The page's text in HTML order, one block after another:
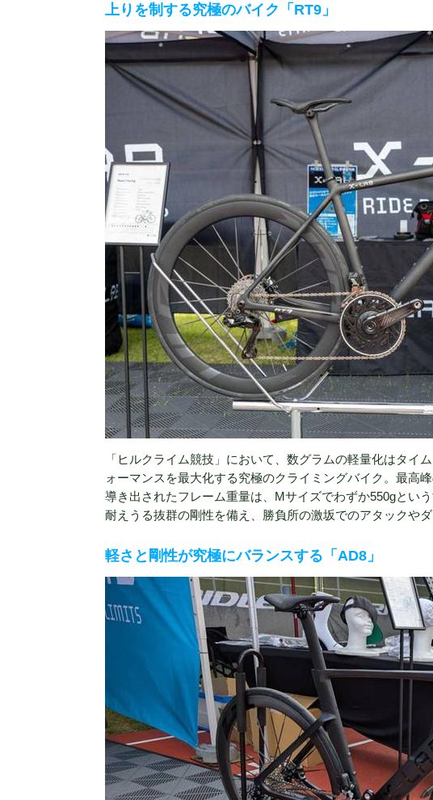
上りを制する究極のバイク「RT9」
「ヒルクライム競技」において、数グラムの軽量化はタ
ォーマンスを最大化する究極のクライミングバイク。最高
導き出されたフレーム重量は、Mサイズでわずか550gとい
耐えうる抜群の剛性を備え、勝負所の激坂でのアタックや
軽さと剛性が究極にバランスする「AD8」